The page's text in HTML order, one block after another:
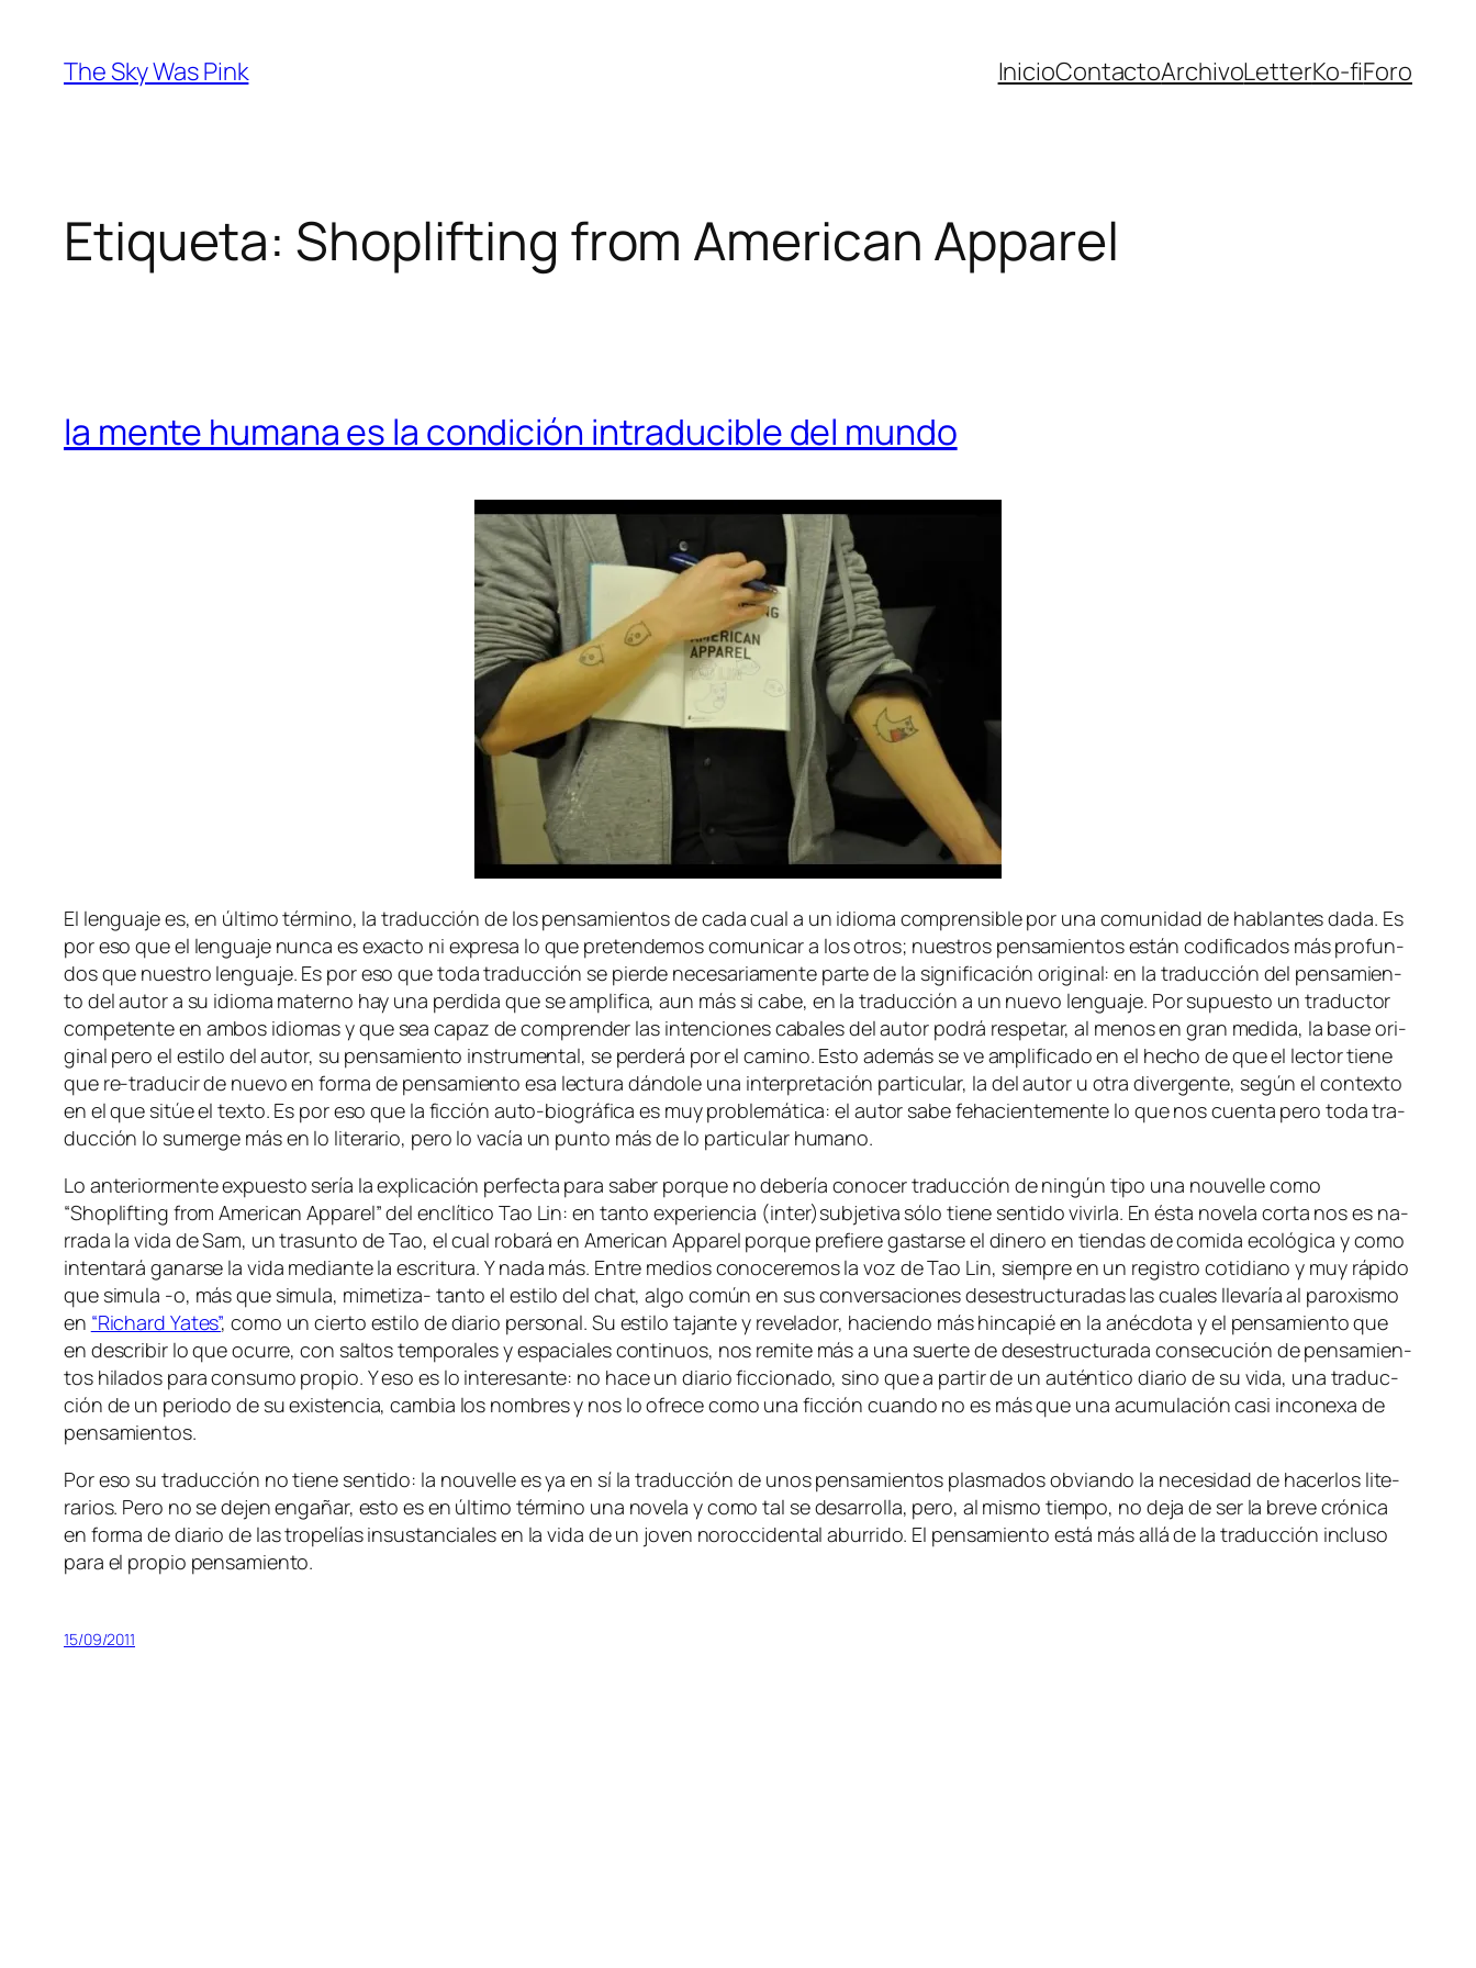
contenido
The Sky Was Pink InicioContactoArchivoLetterKo-fiForo
Etiqueta: Shoplifting from American Apparel
la mente humana es la condición intraducible del mundo
El len­gua­je es, en úl­ti­mo tér­mino, la tra­duc­ción de los pen­sa­mien­tos de ca­da cual a un idio­ma com­pren­si­ble por una co­mu­ni­dad de ha­blan­tes da­da. Es
por eso que el len­gua­je nun­ca es exac­to ni ex­pre­sa lo que pre­ten­de­mos co­mu­ni­car a los otros; nues­tros pen­sa­mien­tos es­tán co­di­fi­ca­dos más pro­fun­
dos que nues­tro len­gua­je. Es por eso que to­da tra­duc­ción se pier­de ne­ce­sa­ria­men­te par­te de la sig­ni­fi­ca­ción ori­gi­nal: en la tra­duc­ción del pen­sa­mien­
to del au­tor a su idio­ma ma­terno hay una per­di­da que se am­pli­fi­ca, aun más si ca­be, en la tra­duc­ción a un nue­vo len­gua­je. Por su­pues­to un tra­duc­tor
com­pe­ten­te en am­bos idio­mas y que sea ca­paz de com­pren­der las in­ten­cio­nes ca­ba­les del au­tor po­drá res­pe­tar, al me­nos en gran me­di­da, la ba­se ori­
gi­nal pe­ro el es­ti­lo del au­tor, su pen­sa­mien­to ins­tru­men­tal, se per­de­rá por el ca­mino. Esto ade­más se ve am­pli­fi­ca­do en el he­cho de que el lec­tor tie­ne
que re-traducir de nue­vo en for­ma de pen­sa­mien­to esa lec­tu­ra dán­do­le una in­ter­pre­ta­ción par­ti­cu­lar, la del au­tor u otra di­ver­gen­te, se­gún el con­tex­to
en el que si­túe el tex­to. Es por eso que la fic­ción auto-biográfica es muy pro­ble­má­ti­ca: el au­tor sa­be feha­cien­te­men­te lo que nos cuen­ta pe­ro to­da tra­
duc­ción lo su­mer­ge más en lo li­te­ra­rio, pe­ro lo va­cía un pun­to más de lo par­ti­cu­lar humano.
Lo an­te­rior­men­te ex­pues­to se­ría la ex­pli­ca­ción per­fec­ta pa­ra sa­ber por­que no de­be­ría co­no­cer tra­duc­ción de nin­gún ti­po una nou­ve­lle co­mo
“Shoplifting from American Apparel” del en­clí­ti­co Tao Lin: en tan­to ex­pe­rien­cia (inter)subjetiva só­lo tie­ne sen­ti­do vi­vir­la. En és­ta no­ve­la cor­ta nos es na­
rra­da la vi­da de Sam, un tra­sun­to de Tao, el cual ro­ba­rá en American Apparel por­que pre­fie­re gas­tar­se el di­ne­ro en tien­das de co­mi­da eco­ló­gi­ca y co­mo
in­ten­ta­rá ga­nar­se la vi­da me­dian­te la es­cri­tu­ra. Y na­da más. Entre me­dios co­no­ce­re­mos la voz de Tao Lin, siem­pre en un re­gis­tro co­ti­diano y muy rá­pi­do
que si­mu­la ‑o, más que si­mu­la, mimetiza- tan­to el es­ti­lo del chat, al­go co­mún en sus con­ver­sa­cio­nes des­es­truc­tu­ra­das las cua­les lle­va­ría al pa­ro­xis­mo
en “Richard Yates”, co­mo un cier­to es­ti­lo de dia­rio per­so­nal. Su es­ti­lo ta­jan­te y re­ve­la­dor, ha­cien­do más hin­ca­pié en la anéc­do­ta y el pen­sa­mien­to que
en des­cri­bir lo que ocu­rre, con sal­tos tem­po­ra­les y es­pa­cia­les con­ti­nuos, nos re­mi­te más a una suer­te de des­es­truc­tu­ra­da con­se­cu­ción de pen­sa­mien­
tos hi­la­dos pa­ra con­su­mo pro­pio. Y eso es lo in­tere­san­te: no ha­ce un dia­rio fic­cio­na­do, sino que a par­tir de un au­tén­ti­co dia­rio de su vi­da, una tra­duc­
ción de un pe­rio­do de su exis­ten­cia, cam­bia los nom­bres y nos lo ofre­ce co­mo una fic­ción cuan­do no es más que una acu­mu­la­ciónca­si in­co­ne­xa de
pensamientos.
Por eso su tra­duc­ción no tie­ne sen­ti­do: la nou­ve­lle es ya en sí la tra­duc­ción de unos pen­sa­mien­tos plas­ma­dos ob­vian­do la ne­ce­si­dad de ha­cer­los li­te­
ra­rios. Pero no se de­jen en­ga­ñar, es­to es en úl­ti­mo tér­mino una no­ve­la y co­mo tal se de­sa­rro­lla, pe­ro, al mis­mo tiem­po, no de­ja de ser la bre­ve cró­ni­ca
en for­ma de dia­rio de las tro­pe­lías in­sus­tan­cia­les en la vi­da de un jo­ven no­roc­ci­den­tal abu­rri­do. El pen­sa­mien­to es­tá más allá de la tra­duc­ción in­clu­so
pa­ra el pro­pio pensamiento.
15/09/2011